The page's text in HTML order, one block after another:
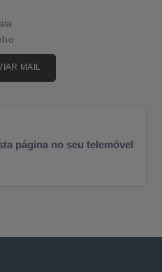
MAIL
página no seu telemóvel